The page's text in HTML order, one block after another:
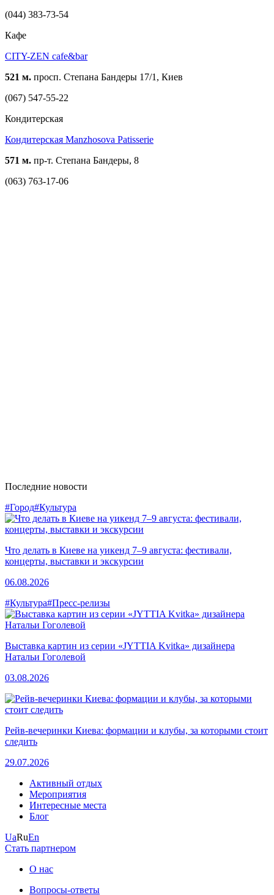
(044) 383-73-54
Кафе
CITY-ZEN cafe&bar
521 м. просп. Степана Бандеры 17/1, Киев
(067) 547-55-22
Кондитерская
Кондитерская Manzhosova Patisserie
571 м. пр-т. Степана Бандеры, 8
(063) 763-17-06
Последние новости
#Город#Культура
Что делать в Киеве на уикенд 7–9 августа: фестивали,
концерты, выставки и экскурсии
06.08.2026
#Культура#Пресс-релизы
Выставка картин из серии «JYTTIA Kvitka» дизайнера
Натальи Гоголевой
03.08.2026
Рейв-вечеринки Киева: формации и клубы, за которыми стоит
следить
29.07.2026
Активный отдых
Мероприятия
Интересные места
Блог
UaRuEn
Стать партнером
О нас
Вопросы-ответы